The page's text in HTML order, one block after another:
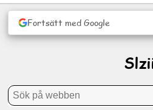
Fortsätt med Google